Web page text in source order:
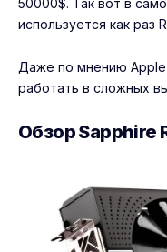
50000$. Так вот в
используется как раз
Даже по мнению
работать в сложных
Обзор Sapphire